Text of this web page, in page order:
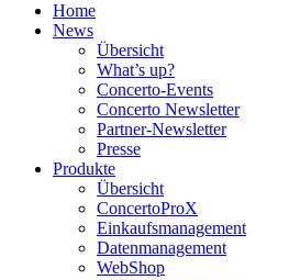
Home
News
Übersicht
What’s up?
Concerto-Events
Concerto Newsletter
Partner-Newsletter
Presse
Produkte
Übersicht
ConcertoProX
Einkaufsmanagement
Datenmanagement
WebShop